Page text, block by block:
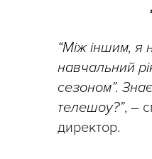
“Між іншим, я
навчальний
сезоном”.
телешоу?”, –
директор.